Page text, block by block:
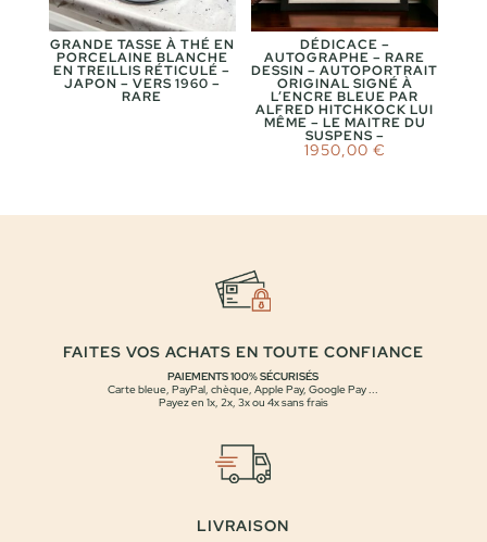
GRANDE TASSE À THÉ EN
PORCELAINE BLANCHE
EN TREILLIS RÉTICULÉ –
JAPON – VERS 1960 –
RARE
DÉDICACE –
AUTOGRAPHE – RARE
DESSIN – AUTOPORTRAIT
ORIGINAL SIGNÉ À
L’ENCRE BLEUE PAR
ALFRED HITCHKOCK LUI
MÊME – LE MAITRE DU
SUSPENS –
1950,00 €
FAITES VOS ACHATS EN TOUTE CONFIANCE
PAIEMENTS 100% SÉCURISÉS
Carte bleue, PayPal, chèque, Apple Pay, Google Pay ...
Payez en 1x, 2x, 3x ou 4x sans frais
LIVRAISON